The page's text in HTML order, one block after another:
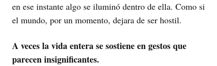
en ese instante algo se iluminó dentro de ella. Como si
el mundo, por un momento, dejara de ser hostil.
A veces la vida entera se sostiene en gestos que
parecen insignificantes.